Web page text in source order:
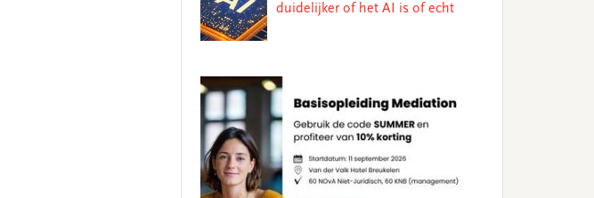
duidelijker of het AI is of echt